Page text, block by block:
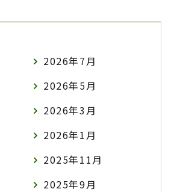
2026年7月
2026年5月
2026年3月
2026年1月
2025年11月
2025年9月